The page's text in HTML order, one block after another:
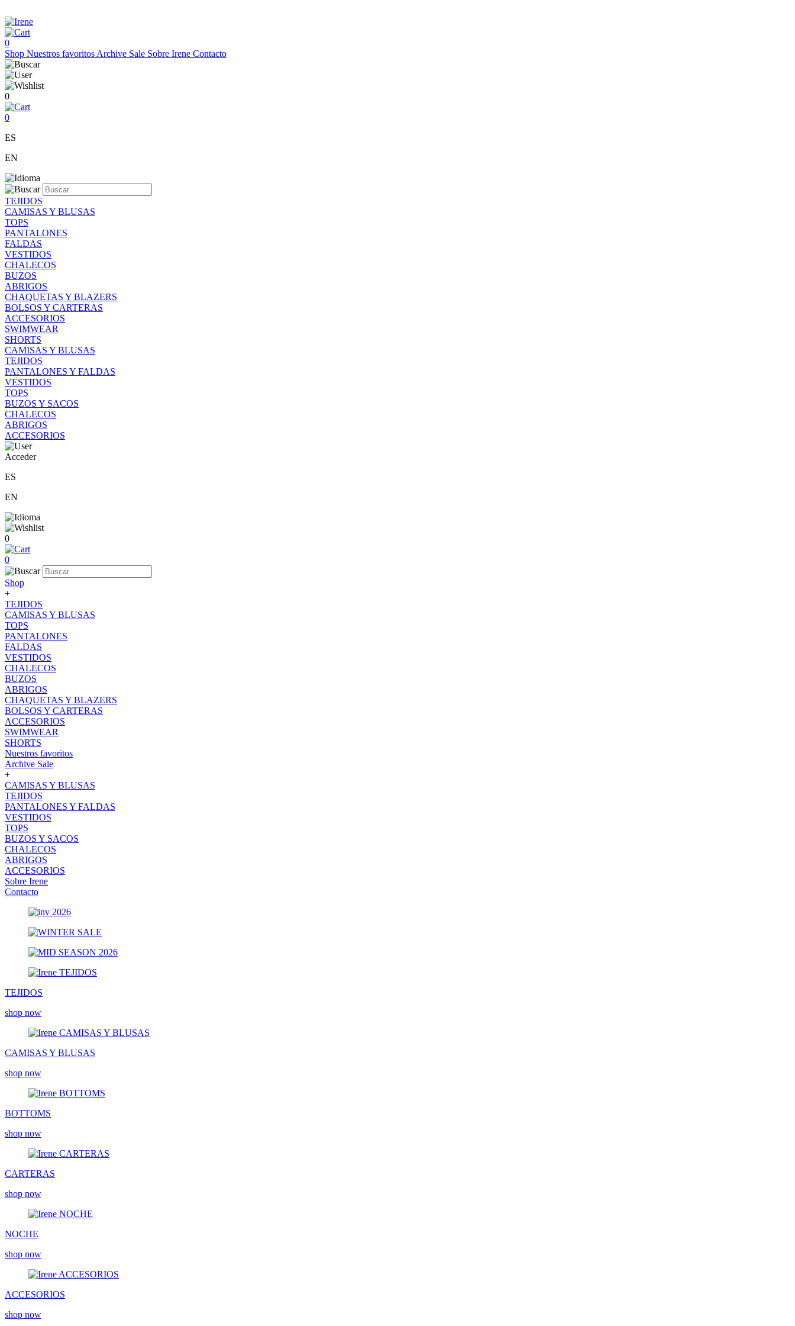
0
Shop Nuestros favoritos Archive Sale Sobre Irene Contacto
0
0
ES
EN
TEJIDOS
CAMISAS Y BLUSAS
TOPS
PANTALONES
FALDAS
VESTIDOS
CHALECOS
BUZOS
ABRIGOS
CHAQUETAS Y BLAZERS
BOLSOS Y CARTERAS
ACCESORIOS
SWIMWEAR
SHORTS
CAMISAS Y BLUSAS
TEJIDOS
PANTALONES Y FALDAS
VESTIDOS
TOPS
BUZOS Y SACOS
CHALECOS
ABRIGOS
ACCESORIOS
Acceder
ES
EN
0
0
Shop
+
TEJIDOS
CAMISAS Y BLUSAS
TOPS
PANTALONES
FALDAS
VESTIDOS
CHALECOS
BUZOS
ABRIGOS
CHAQUETAS Y BLAZERS
BOLSOS Y CARTERAS
ACCESORIOS
SWIMWEAR
SHORTS
Nuestros favoritos
Archive Sale
+
CAMISAS Y BLUSAS
TEJIDOS
PANTALONES Y FALDAS
VESTIDOS
TOPS
BUZOS Y SACOS
CHALECOS
ABRIGOS
ACCESORIOS
Sobre Irene
Contacto
TEJIDOS
shop now
CAMISAS Y BLUSAS
shop now
BOTTOMS
shop now
CARTERAS
shop now
NOCHE
shop now
ACCESORIOS
shop now